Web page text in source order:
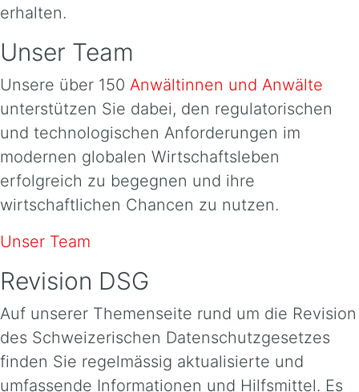
erhalten.
Unser Team
Unsere über 150 Anwältinnen und Anwälte
unterstützen Sie dabei, den regulatorischen
und technologischen Anforderungen im
modernen globalen Wirtschaftsleben
erfolgreich zu begegnen und ihre
wirtschaftlichen Chancen zu nutzen.
Unser Team
Revision DSG
Auf unserer Themenseite rund um die Revision
des Schweizerischen Datenschutzgesetzes
finden Sie regelmässig aktualisierte und
umfassende Informationen und Hilfsmittel. Es